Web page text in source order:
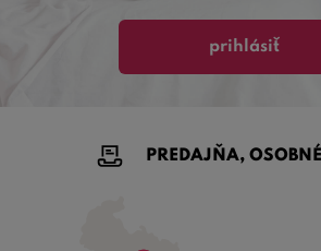
prihlásiť
PREDAJŇA,